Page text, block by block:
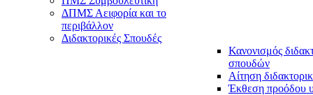
ΔΠΜΣ Αειφορία και το
περιβάλλον
Διδακτορικές Σπουδές
Κανονισμός
σπουδών
Αίτηση
Έκθεση προόδου